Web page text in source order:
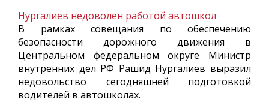
Нургалиев недоволен работой автошкол
В рамках совещания по обеспечению
безопасности дорожного движения в
Центральном федеральном округе Министр
внутренних дел РФ Рашид Нургалиев выразил
недовольство сегодняшней подготовкой
водителей в автошколах.